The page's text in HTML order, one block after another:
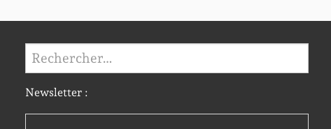
Rechercher :
Newsletter :